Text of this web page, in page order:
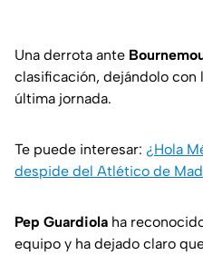
Una derrota ante
clasificación, dejándolo con
última jornada.
Te puede interesar: ¿Hola
despide del Atlético de
Pep Guardiola ha
equipo y ha dejado claro